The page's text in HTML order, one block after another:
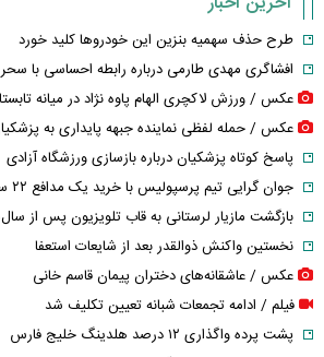
طرح حذف سهمیه بنزین این خودرو‌ها کلید خورد
افشاگری مهدی طارمی درباره رابطه احساسی با
عکس / ورزش لاکچری الهام پاوه نژاد در میانه
عکس / حمله لفظی نماینده جبهه پایداری به
پاسخ کوتاه پزشکیان درباره بازسازی ورزشگاه آزادی
جوان گرایی تیم پرسپولیس با خرید یک مدافع ۲۲ ساله
بازگشت مازیار لرستانی به قاب تلویزیون پس از
نخستین واکنش ذوالقدر بعد از شایعات استعفا
عکس / عاشقانه‌های دختران پیمان قاسم خانی
فیلم / ادامه تجمعات شبانه تعیین تکلیف شد
پشت پرده واگذاری ۱۲ درصد هلدینگ خلیج فارس